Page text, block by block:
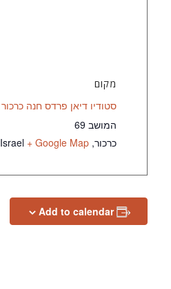
מקום
סטודיו דיאן פרדס חנה כרכור
המושב 69
כרכור,
Israel + Google Map
Add to calendar